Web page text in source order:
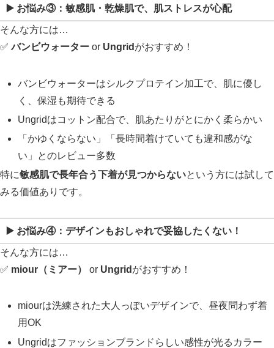
▶️ お悩み③： 敏感肌・乾燥肌で、肌ストレスが心配
そんな方には…
✅バンビウォーター or Ungrid がおすすめ！
バンビウォーターはシルクプロテイン加工で、肌に優し
く、保湿も期待できる
Ungridはコットン配合で、肌あたりがとにかく柔らかい
「かゆくならない」「長時間着けていても違和感がな
い」とのレビュー多数
特に敏感肌で長年合う下着が見つからないという方には試して
みる価値ありです。
▶️ お悩み④： デザインもおしゃれで妥協したくない！
そんな方には…
✅ miour（ミアー） or Ungrid がおすすめ！
miourは洗練された大人っぽいデザインで、昼夜問わず着
用OK
Ungridはファッションブランドらしい感性が光るカラー